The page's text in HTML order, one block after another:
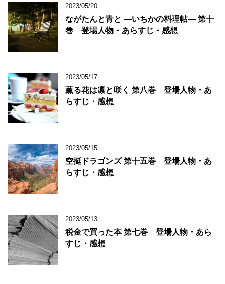
2023/05/20
ながたんと青と ―いちかの料理帖― 第十
巻 登場人物・あらすじ・感想
2023/05/17
薫る花は凛と咲く 第八巻 登場人物・あ
らすじ・感想
2023/05/15
空挺ドラゴンズ 第十五巻 登場人物・あ
らすじ・感想
2023/05/13
税金で買った本 第七巻 登場人物・あら
すじ・感想